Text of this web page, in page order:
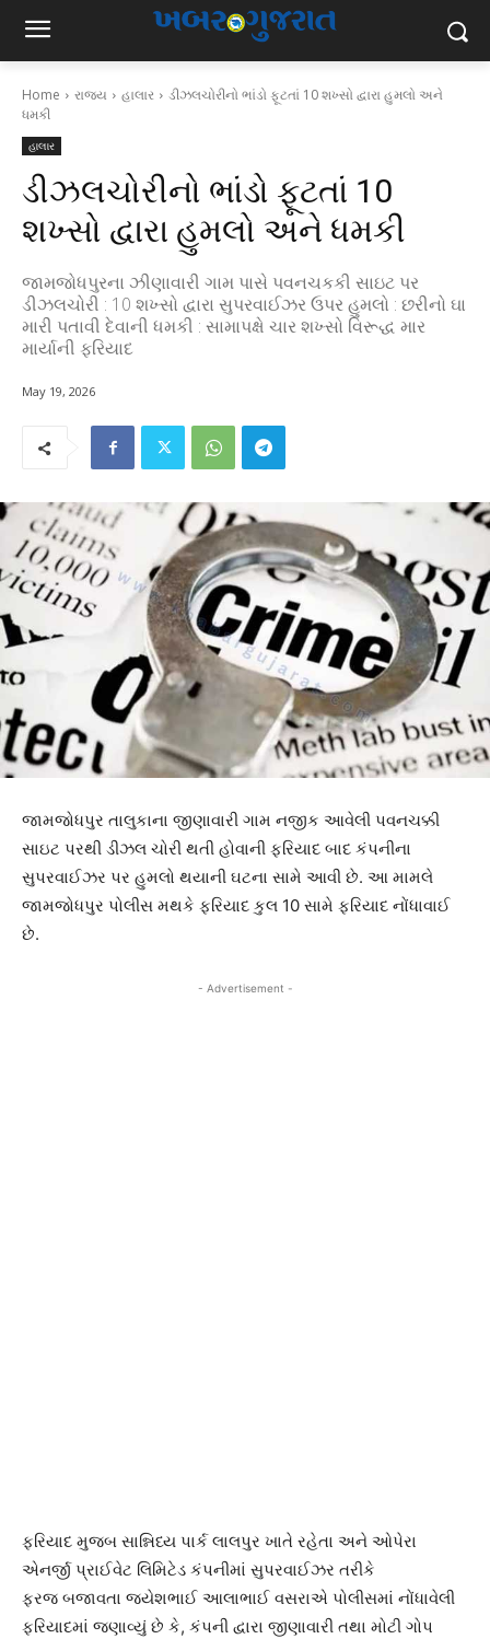
Home રાજ્ય હાલાર
ડીઝલચોરીનો ભાંડો ફૂટતાં 10 શખ્સો દ્વારા હુમલો અને
ધમકી
હાલાર
ડીઝલચોરીનો ભાંડો ફૂટતાં 10
શખ્સો દ્વારા હુમલો અને ધમકી
જામજોધપુરના ઝીણાવારી ગામ પાસે પવનચકકી સાઇટ પર
ડીઝલચોરી : 10 શખ્સો દ્વારા સુપરવાઈઝર ઉપર હુમલો : છરીનો ઘા
મારી પતાવી દેવાની ધમકી : સામાપક્ષે ચાર શખ્સો વિરૂદ્ધ માર
માર્યાની ફરિયાદ
May 19, 2026
જામજોધપુર તાલુકાના જીણાવારી ગામ નજીક આવેલી પવનચક્કી
સાઇટ પરથી ડીઝલ ચોરી થતી હોવાની ફરિયાદ બાદ કંપનીના
સુપરવાઈઝર પર હુમલો થયાની ઘટના સામે આવી છે. આ મામલે
જામજોધપુર પોલીસ મથકે ફરિયાદ કુલ 10 સામે ફરિયાદ નોંધાવાઈ
છે.
- Advertisement -
ફરિયાદ મુજબ સાન્નિધ્ય પાર્ક લાલપુર ખાતે રહેતા અને ઓપેરા
એનર્જી પ્રાઈવેટ લિમિટેડ કંપનીમાં સુપરવાઈઝર તરીકે
ફરજ બજાવતા જયેશભાઈ આલાભાઈ વસરાએ પોલીસમાં નોંધાવેલી
ફરિયાદમાં જણાવ્યું છે કે, કંપની દ્વારા જીણાવારી તથા મોટી ગોપ